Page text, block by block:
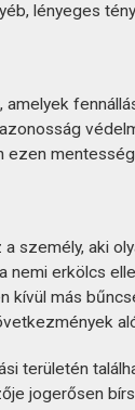
lényeges
ezen
személy, aki
nemi erkölcs
kívül más
területén
jogerősen